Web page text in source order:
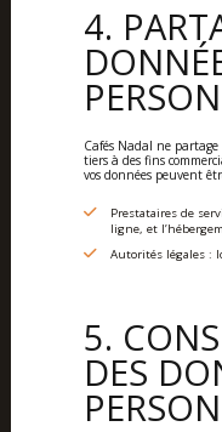
4.
Cafés Nadal ne partage
tiers à des fins
vos données peuvent
Prestataires de
ligne, et
Autorités légales :
5.
DES